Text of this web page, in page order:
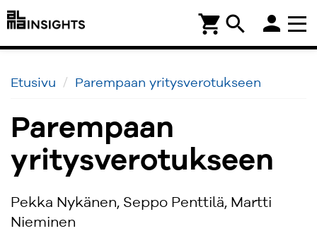
search
shopping_cart person
Etusivu Parempaan yritysverotukseen
Parempaan
yritysverotukseen
Pekka Nykänen, Seppo Penttilä, Martti
Nieminen